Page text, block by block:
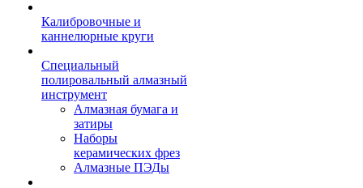
Калибровочные и
каннелюрные круги
Специальный
полировальный алмазный
инструмент
Алмазная бумага и
затиры
Наборы
керамических фрез
Алмазные ПЭДы